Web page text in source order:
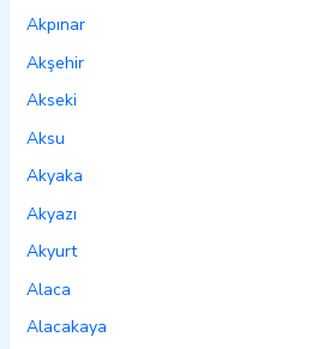
Akpınar
Akşehir
Akseki
Aksu
Akyaka
Akyazı
Akyurt
Alaca
Alacakaya